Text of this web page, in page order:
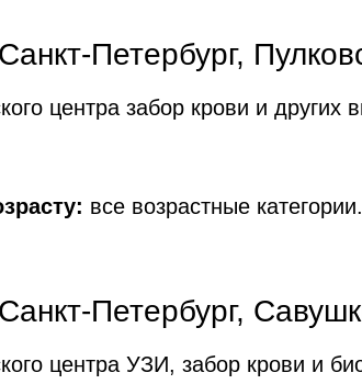
Петербург,
центра забор крови и других
все возрастные категории.
Петербург,
центра УЗИ, забор крови и